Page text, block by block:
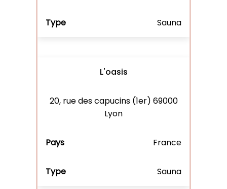
Sauna
L'oasis
20, rue des capucins (1er) 69000
Lyon
France
Sauna